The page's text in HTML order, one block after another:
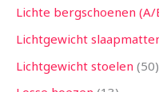
Lichte bergschoenen (A/
Lichtgewicht
Lichtgewicht stoelen 50